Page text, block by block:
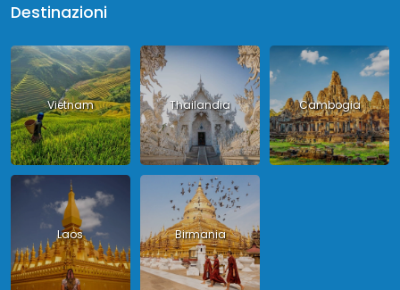
Destinazioni
Vietnam Thailandia Cambogia
Laos Birmania